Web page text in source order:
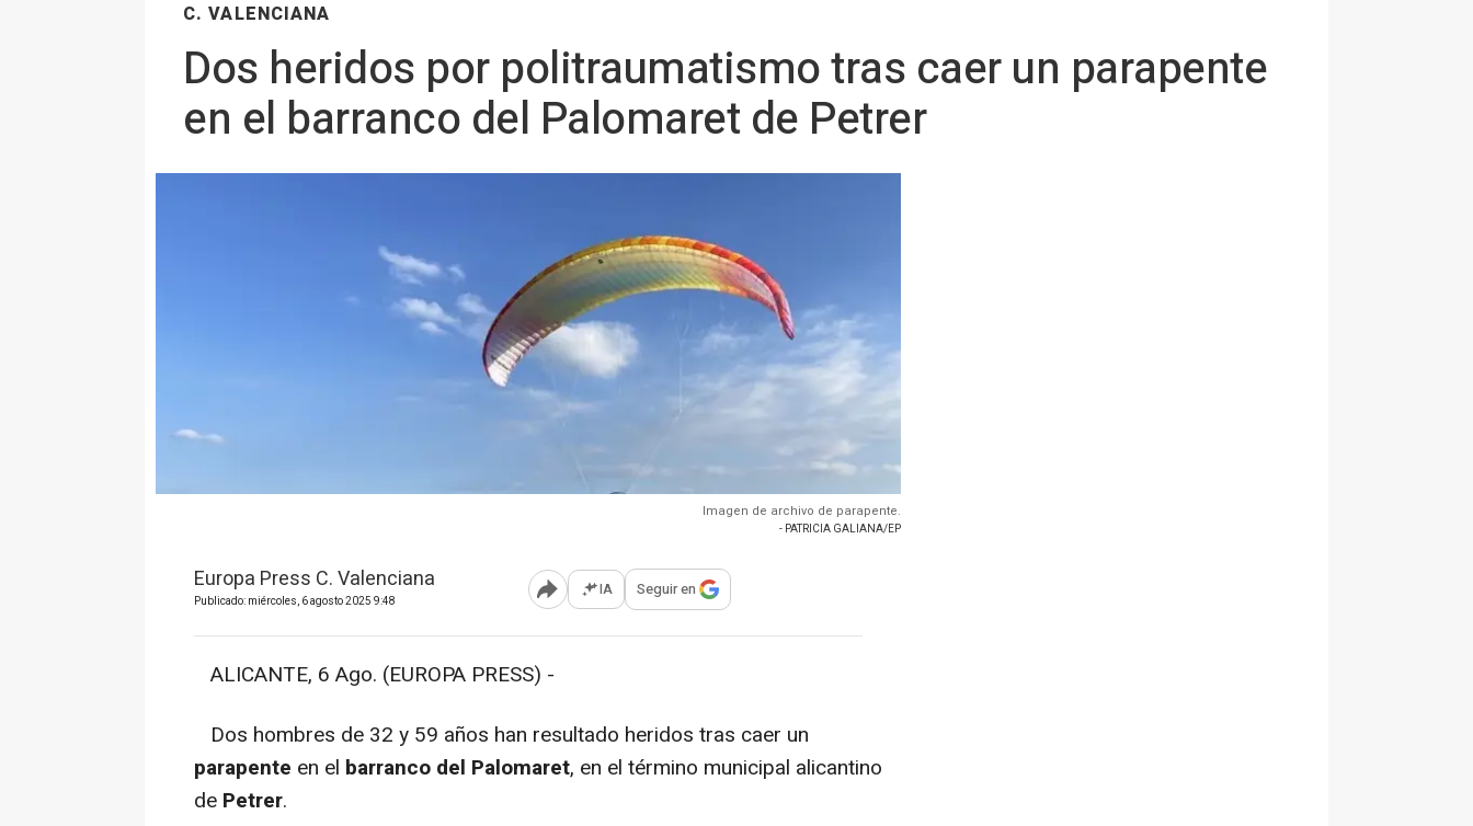
C. VALENCIANA
Dos heridos por politraumatismo tras caer un parapente
en el barranco del Palomaret de Petrer
Imagen de archivo de parapente.
- PATRICIA GALIANA/EP
Europa Press C. Valenciana
Publicado: miércoles, 6 agosto 2025 9:48 Abrir opciones para compartir
IA Seguir en
ALICANTE, 6 Ago. (EUROPA PRESS) -
Dos hombres de 32 y 59 años han resultado heridos tras caer un
parapente en el barranco del Palomaret, en el término municipal alicantino
de Petrer.